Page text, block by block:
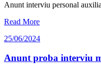
Anunt interviu personal
Read More
25/06/2024
Anunt proba interviu